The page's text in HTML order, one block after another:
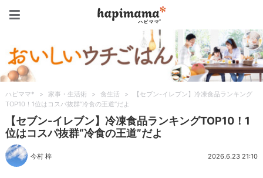
ハピママ* > 家事・生活術 > 食生活 >
【セブン-イレブン】冷凍食品ランキング
TOP10！1位はコスパ抜群“冷食の王道”だよ
【セブン-イレブン】冷凍食品ランキングTOP10！1
位はコスパ抜群“冷食の王道”だよ
今村 梓 2026.6.23 21:10